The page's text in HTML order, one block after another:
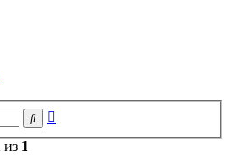
Поиск
из 1